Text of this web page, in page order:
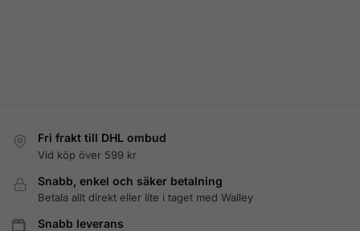
Fri frakt till DHL ombud
Vid köp över 599 kr
Snabb, enkel och säker betalning
Betala allt direkt eller lite i taget med Walley
Snabb leverans